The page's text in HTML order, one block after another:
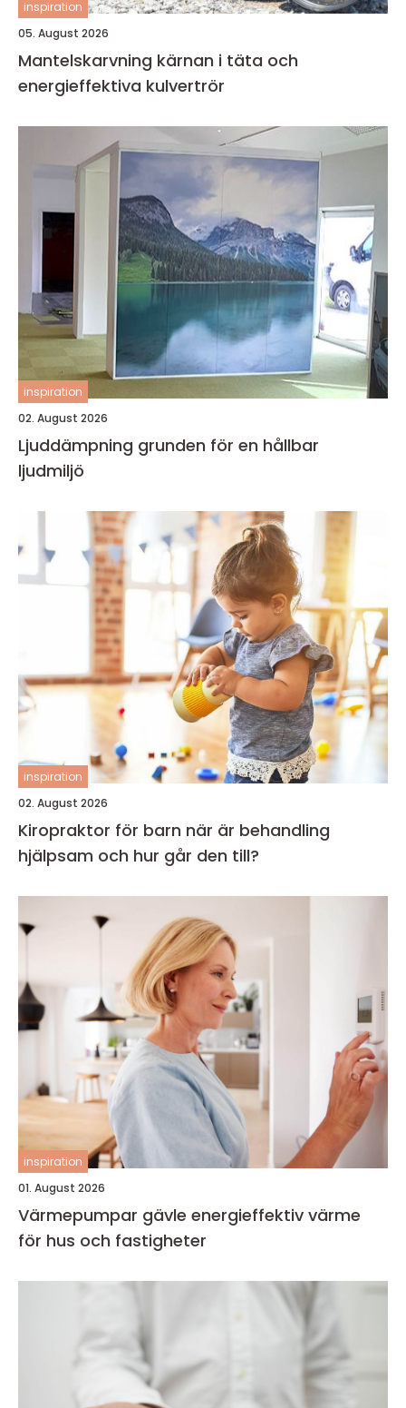
inspiration
05. August 2026
Mantelskarvning kärnan i täta och
energieffektiva kulvertrör
inspiration
02. August 2026
Ljuddämpning grunden för en hållbar
ljudmiljö
inspiration
02. August 2026
Kiropraktor för barn när är behandling
hjälpsam och hur går den till?
inspiration
01. August 2026
Värmepumpar gävle energieffektiv värme
för hus och fastigheter